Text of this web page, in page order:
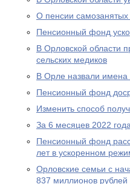
О пенсии самозанятых
Пенсионный фонд
В Орловской области
сельских медиков
В Орле назвали имена
Пенсионный фонд
Изменить способ
За 6 месяцев 2022
Пенсионный фонд
лет в ускоренном
Орловские семьи с
837 миллионов рублей